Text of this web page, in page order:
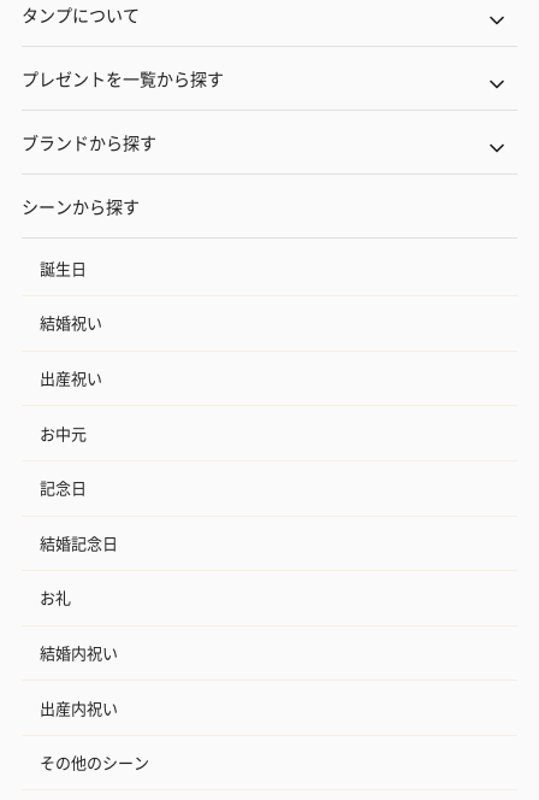
タンプについて
プレゼントを一覧から探す
ブランドから探す
シーンから探す
誕生日
結婚祝い
出産祝い
お中元
記念日
結婚記念日
お礼
結婚内祝い
出産内祝い
その他のシーン